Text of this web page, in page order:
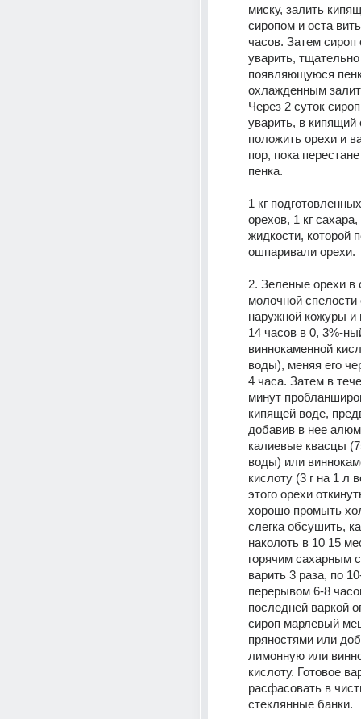
миску, залить
сиропом и оста
часов. Затем
уварить,
появляющуюся
охлажденным
Через 2 суток
уварить, в кипящий
положить орехи и
пор, пока
пенка.
1 кг
орехов, 1 кг
жидкости, которой
ошпаривали орехи.
2. Зеленые орехи в
молочной спелости
наружной кожуры и
14 часов в 0, 3%-
виннокаменной
воды), меняя его
4 часа. Затем в
минут
кипящей воде,
добавив в нее
калиевые квасцы
воды) или
кислоту (3 г на 1 л
этого орехи
хорошо промыть
слегка обсушить,
наколоть в 10 15
горячим сахарным
варить 3 раза, по
перерывом 6-8
последней варкой
сироп марлевый
пряностями или
лимонную или
кислоту. Готовое
расфасовать в
стеклянные банки.